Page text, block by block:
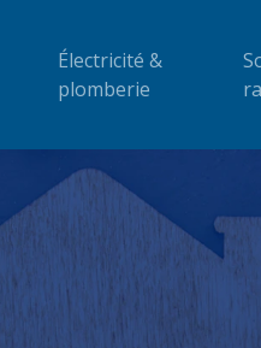
Électricité &
plomberie